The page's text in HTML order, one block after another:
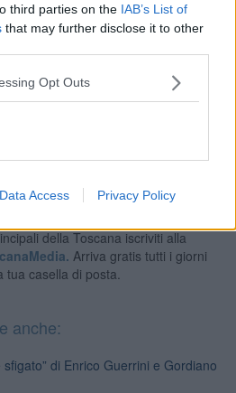
third parties on the IAB’s List of
that may further disclose it to other
Opt Outs
Data Access Privacy Policy
della Toscana iscriviti alla
Arriva gratis tutti i giorni
casella di posta.
anche:
di Enrico Guerrini e Gordiano